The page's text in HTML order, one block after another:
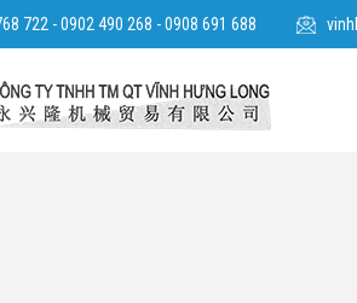
722 - 0902 490 268 - 0908 691 688